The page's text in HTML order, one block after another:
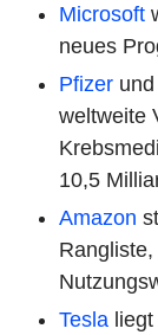
Microsoft
neues
Pfizer
weltweite
10,5
Amazon
Tesla